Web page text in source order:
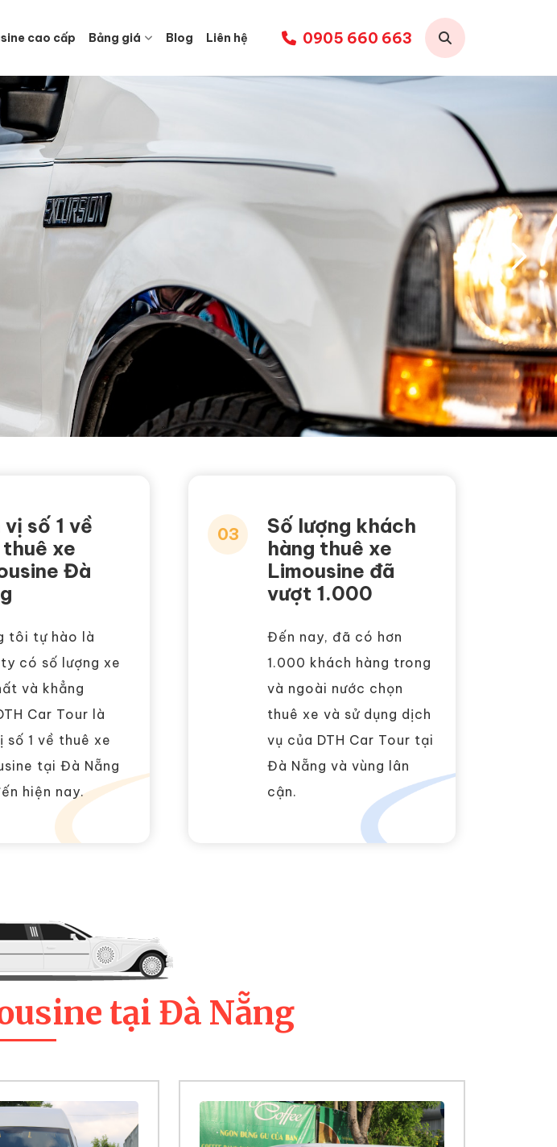
cao cấp Bảng giá
Bảng giá thuê xe
Limousine tại Đà
Bảng giá thuê xe
Limousine tại Huế
Blog Liên hệ 0905 660 663
số 1 về
xe
Đà
tôi tự hào là
có số lượng xe
và khẳng
Car Tour là
số 1 về thuê xe
tại Đà Nẵng
hiện nay.
03
Số lượng khách
hàng thuê xe
Limousine đã
vượt 1.000
Đến nay, đã có hơn
1.000 khách hàng trong
và ngoài nước chọn
thuê xe và sử dụng dịch
vụ của DTH Car Tour tại
Đà Nẵng và vùng lân
cận.
tại Đà Nẵng